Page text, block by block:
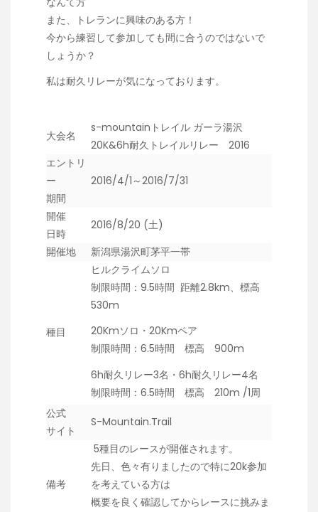
また、トレランに興味のある方！
今から練習して参加しても間に合うのではないで
しょうか？
私は耐久リレーが気になっております。
大会名
s-mountainトレイル ガーラ湯沢
20K&6h耐久トレイルリレー 2016
エントリ
ー
期間
2016/4/1～2016/7/31
開催
日時
2016/8/20 (土)
開催地
新潟県湯沢町茅平一帯
種目
ヒルクライムソロ
制限時間：9.5時間 距離2.8km、標高
530m
20Kmソロ・20Kmペア
制限時間：6.5時間 標高 900m
6h耐久リレー3名・6h耐久リレー4名
制限時間：6.5時間 標高 210m /1周
公式
サイト
S-Mountain.Trail
備考
5種目のレースが開催されます。
先日、色々有りましたので特に20k参加
を考えている方は
概要を良く確認してからレースに挑みま